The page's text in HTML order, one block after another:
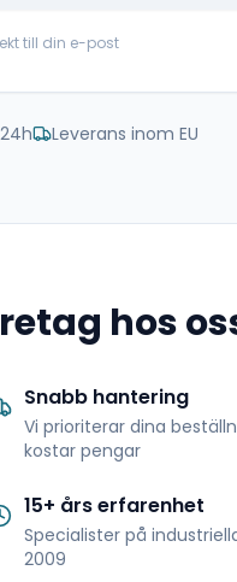
till din e-post
Leverans inom EU
hos
Snabb hantering
Vi prioriterar dina
kostar pengar
15+ års erfarenhet
Specialister på
2009